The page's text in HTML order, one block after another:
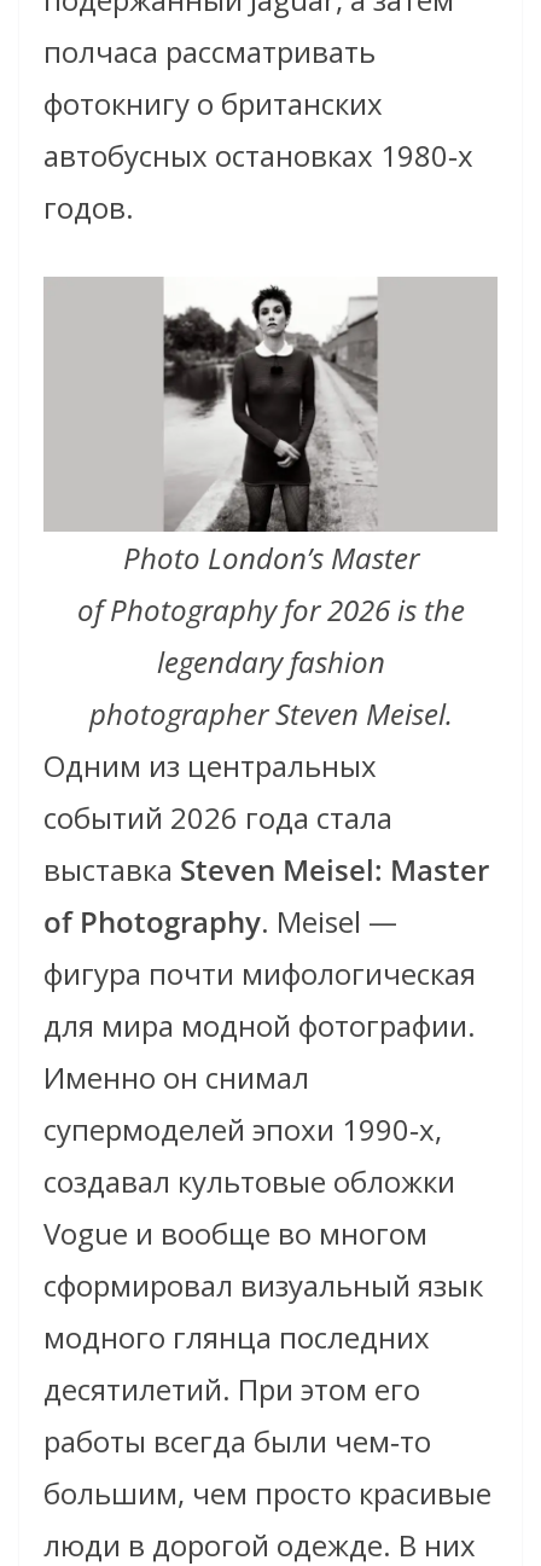
полчаса рассматривать
фотокнигу о британских
автобусных остановках 1980‑х
годов.
Photo London’s Master
of Photography for 2026 is the
legendary fashion
photographer Steven Meisel.
Одним из центральных
событий 2026 года стала
выставка Steven Meisel: Master
of Photography. Meisel —
фигура почти мифологическая
для мира модной фотографии.
Именно он снимал
супермоделей эпохи 1990‑х,
создавал культовые обложки
Vogue и вообще во многом
сформировал визуальный язык
модного глянца последних
десятилетий. При этом его
работы всегда были чем‑то
большим, чем просто красивые
люди в дорогой одежде. В них